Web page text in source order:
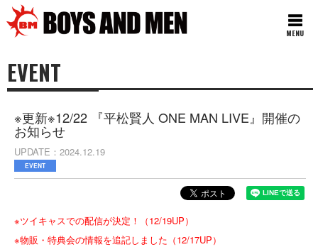
MENU
EVENT
※更新※12/22 『平松賢人 ONE MAN LIVE』開催の
お知らせ
UPDATE 2024.12.19
EVENT
※ツイキャスでの配信が決定！（12/19UP）
※物販・特典会の情報を追記しました（12/17UP）